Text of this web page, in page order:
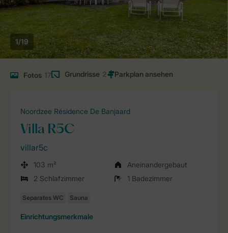
1/19
Fotos 17 Grundrisse 2
Noordzee Résidence De Banjaard
Villa R5C
villar5c
103 m²
Aneinandergebaut
2 Schlafzimmer
1 Badezimmer
Einrichtungsmerkmale